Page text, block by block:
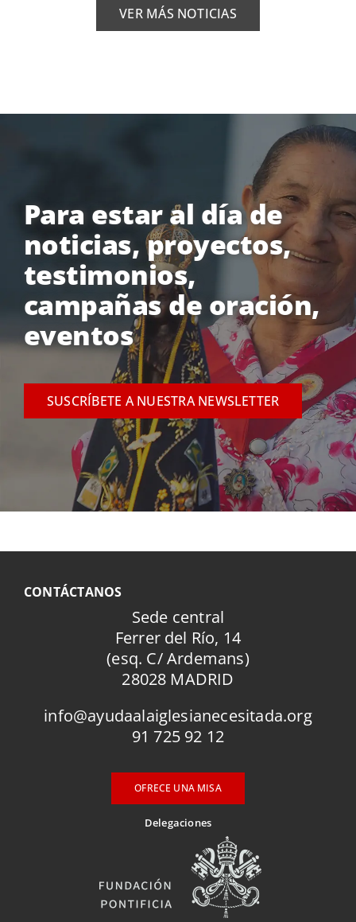
VER MÁS NOTICIAS
Para estar al día de
noticias, proyectos,
testimonios,
campañas de oración,
eventos
SUSCRÍBETE A NUESTRA NEWSLETTER
CONTÁCTANOS
Sede central
Ferrer del Río, 14
(esq. C/ Ardemans)
28028 MADRID
info@ayudaalaiglesianecesitada.org
91 725 92 12
OFRECE UNA MISA
Delegaciones